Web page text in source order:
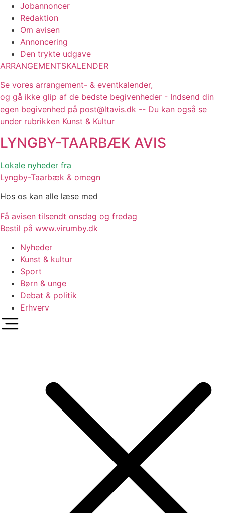
Jobannoncer
Redaktion
Om avisen
Annoncering
Den trykte udgave
ARRANGEMENTSKALENDER
Se vores arrangement- & eventkalender,
og gå ikke glip af de bedste begivenheder - Indsend din
egen begivenhed på post@ltavis.dk -- Du kan også se
under rubrikken Kunst & Kultur
LYNGBY-TAARBÆK AVIS
Lokale nyheder fra
Lyngby-Taarbæk & omegn
Hos os kan alle læse med
Få avisen tilsendt onsdag og fredag
Bestil på www.virumby.dk
Nyheder
Kunst & kultur
Sport
Børn & unge
Debat & politik
Erhverv